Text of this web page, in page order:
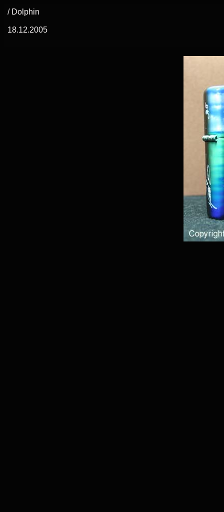
/ Dolphin
18.12.2005